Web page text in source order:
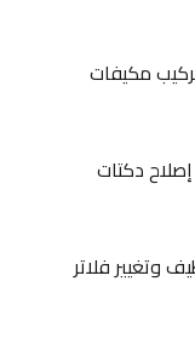
مكيفات
إصلاح دكتات
وتغيير فلاتر